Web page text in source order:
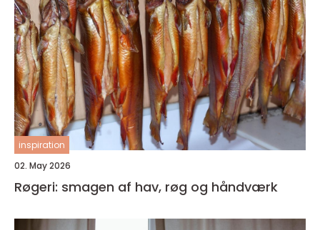
inspiration
02. May 2026
Røgeri: smagen af hav, røg og håndværk